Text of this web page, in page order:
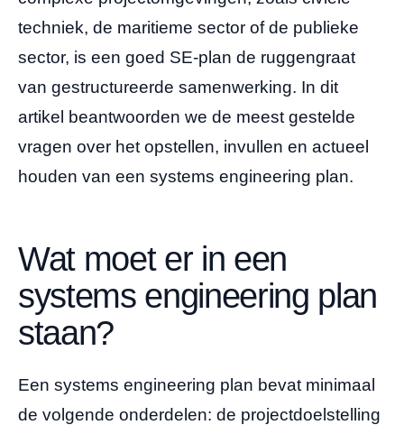
techniek, de maritieme sector of de publieke
sector, is een goed SE-plan de ruggengraat
van gestructureerde samenwerking. In dit
artikel beantwoorden we de meest gestelde
vragen over het opstellen, invullen en actueel
houden van een systems engineering plan.
Wat moet er in een
systems engineering plan
staan?
Een systems engineering plan bevat minimaal
de volgende onderdelen: de projectdoelstelling